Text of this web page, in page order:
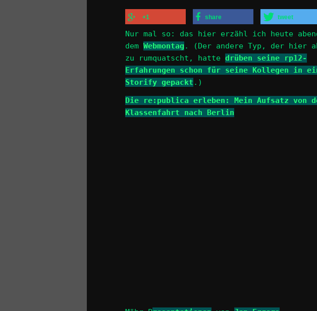
+1 share tweet
Nur mal so: das hier erzähl ich heute
dem Webmontag . (Der andere Typ, der hier
zu rumquatscht, hatte drüben seine rp12-
Erfahrungen schon für seine Kollegen in
Storify gepackt .)
Die re:publica erleben: Mein Aufsatz von
Klassenfahrt nach Berlin